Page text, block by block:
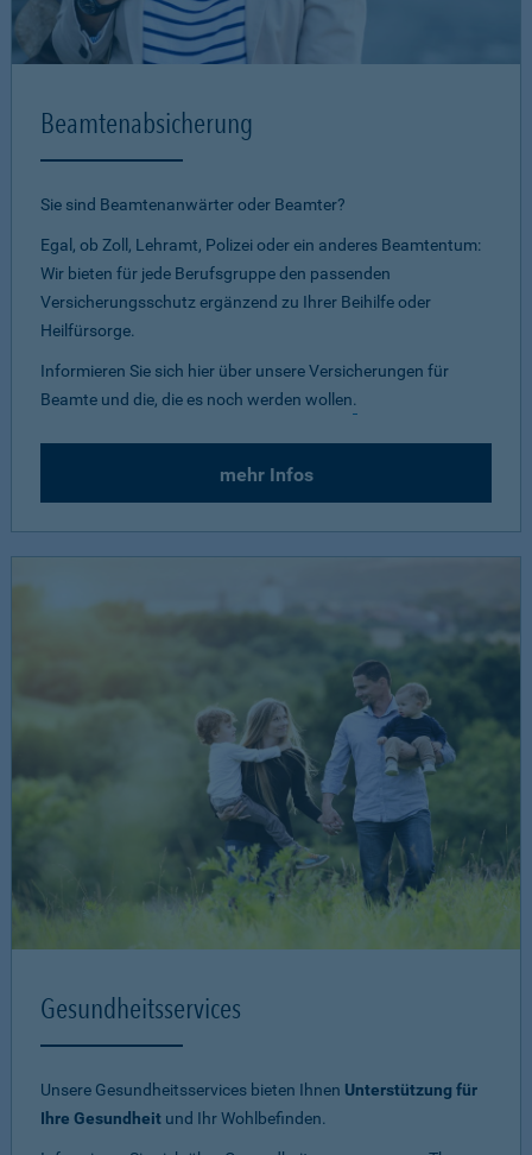
Beamtenabsicherung
Sie sind Beamtenanwärter oder Beamter?
Egal, ob Zoll, Lehramt, Polizei oder ein anderes Beamtentum:
Wir bieten für jede Berufsgruppe den passenden
Versicherungsschutz ergänzend zu Ihrer Beihilfe oder
Heilfürsorge.
Informieren Sie sich hier über unsere Versicherungen für
Beamte und die, die es noch werden wollen.
mehr Infos
Gesundheitsservices
Unsere Gesundheitsservices bieten Ihnen Unterstützung für
Ihre Gesundheit und Ihr Wohlbefinden.